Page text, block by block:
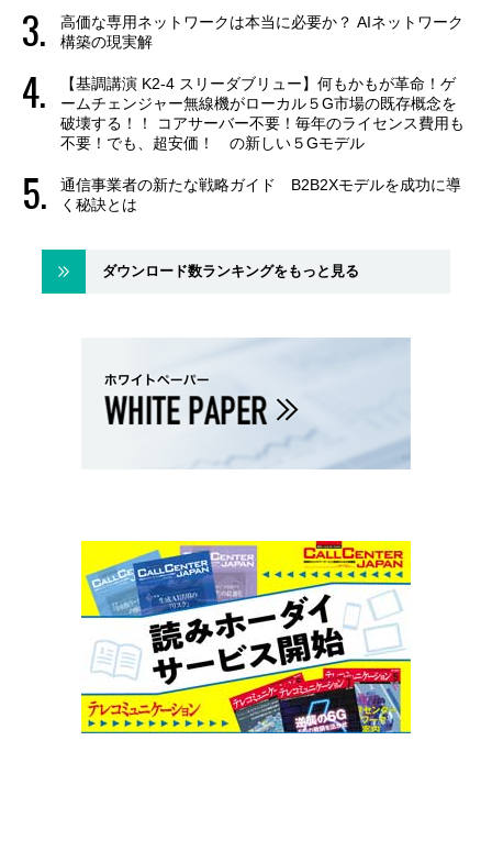
高価な専用ネットワークは本当に必要か？ AIネットワーク
構築の現実解
【基調講演 K2-4 スリーダブリュー】何もかもが革命！ゲ
ームチェンジャー無線機がローカル５G市場の既存概念を
破壊する！！ コアサーバー不要！毎年のライセンス費用も
不要！でも、超安価！ の新しい５Gモデル
通信事業者の新たな戦略ガイド B2B2Xモデルを成功に導
く秘訣とは
ダウンロード数ランキングをもっと見る